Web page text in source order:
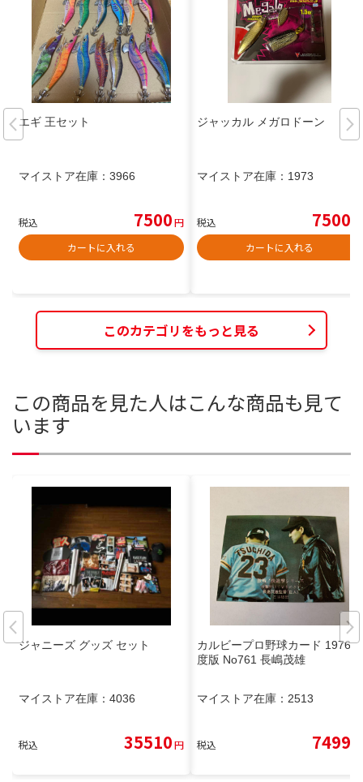
エギ 王セット
マイストア在庫： 3966
税込 7500円
カートに入れる
ジャッカル メガロドーン
マイストア在庫： 1973
税込 7500
カートに入れる
このカテゴリをもっと見る
この商品を見た人はこんな商品も見て
います
ジャニーズ グッズ セット
マイストア在庫： 4036
税込 35510円
カルビープロ野球カード 1976年
度版 No761 長嶋茂雄
マイストア在庫： 2513
税込 7499